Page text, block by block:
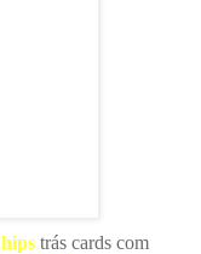
trás cards com